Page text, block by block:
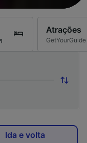
Atrações
GetYourGuide
Ida e volta